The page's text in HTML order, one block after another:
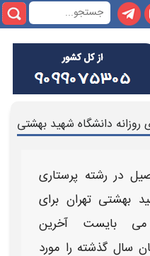
دانشگاه شهید بهشتی
در رشتهپرستاری
بهشتی تهرانبرای
بایستآخرین
گذشته را مورد